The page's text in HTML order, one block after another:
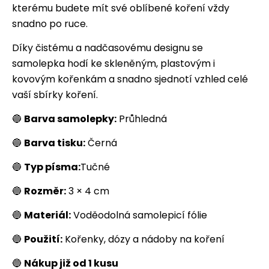
kterému budete mít své oblíbené koření vždy
snadno po ruce.
Díky čistému a nadčasovému designu se
samolepka hodí ke skleněným, plastovým i
kovovým kořenkám a snadno sjednotí vzhled celé
vaší sbírky koření.
🔵 Barva samolepky: Průhledná
🔵 Barva tisku:Černá
🔵 Typ písma:Tučné
🔵 Rozměr:3 × 4 cm
🔵 Materiál:Voděodolná samolepicí fólie
🔵 Použití: Kořenky, dózy a nádoby na koření
🔵 Nákup již od 1 kusu